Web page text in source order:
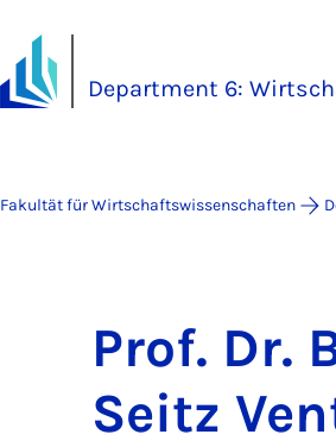
Department 6:
Fakultät für Wirtschaftswissenschaften
Prof. Dr.
Seitz